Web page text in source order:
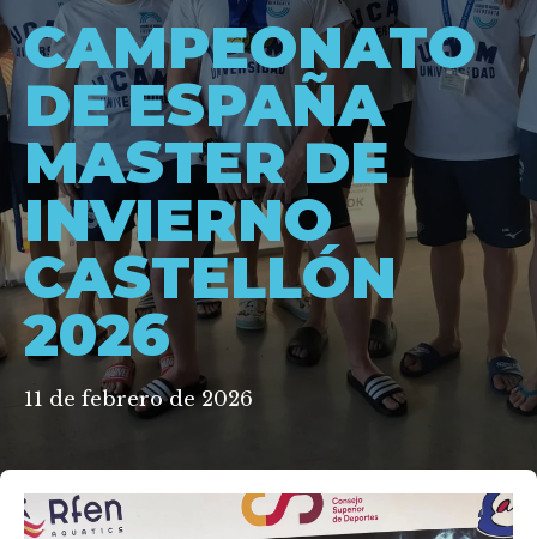
CAMPEONATO
DE ESPAÑA
MASTER DE
INVIERNO
CASTELLÓN
2026
11 de febrero de 2026